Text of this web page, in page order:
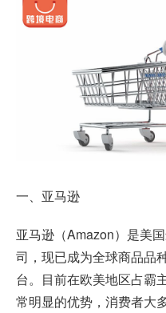
一、亚马逊
亚马逊（Amazon）是美
司，现已成为全球商品品
台。目前在欧美地区占霸
常明显的优势，消费者大